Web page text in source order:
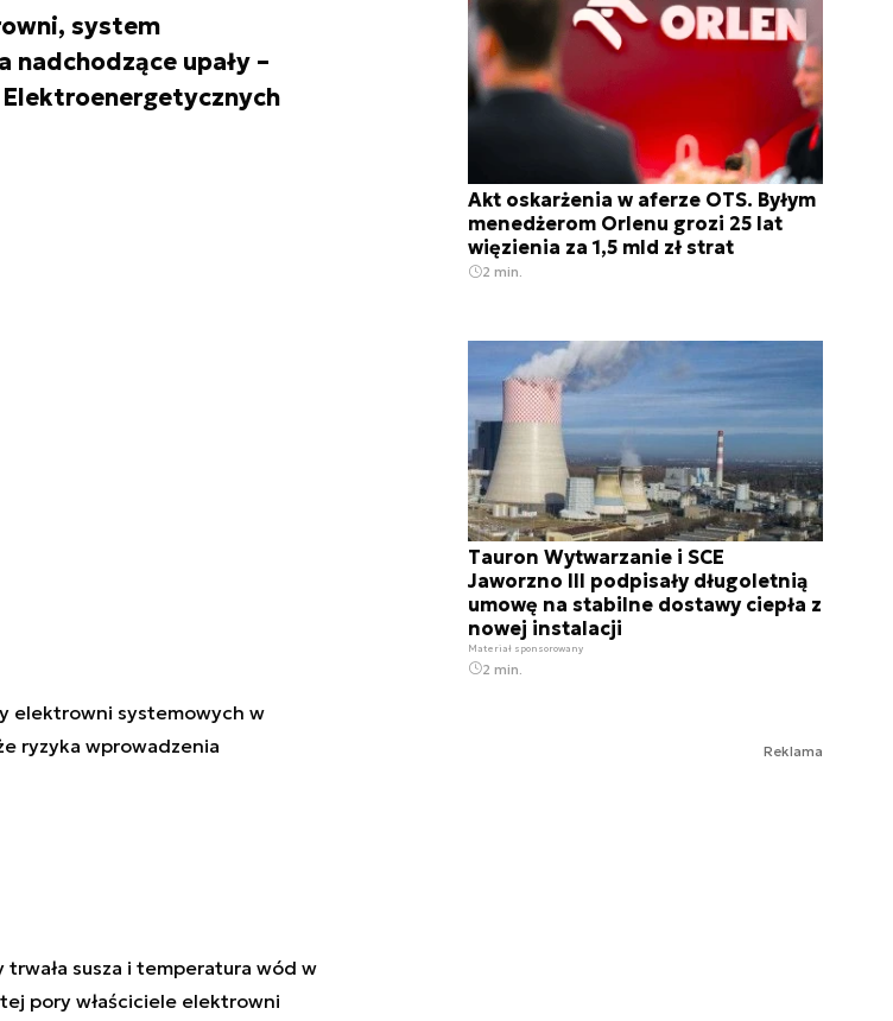
system
upały –
elektrowni systemowych w
ryzyka wprowadzenia
susza i temperatura wód w
pory właściciele elektrowni
Akt oskarżenia w aferze OTS. Byłym
menedżerom Orlenu grozi 25 lat
więzienia za 1,5 mld zł strat
2 min.
Tauron Wytwarzanie i SCE
Jaworzno III podpisały długoletnią
umowę na stabilne dostawy ciepła z
nowej instalacji
Materiał sponsorowany
2 min.
Reklama